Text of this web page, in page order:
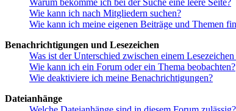
Wie kann ich nach Mitgliedern suchen?
Wie kann ich meine eigenen Beiträge und Themen
Benachrichtigungen und Lesezeichen
Was ist der Unterschied zwischen einem
Wie kann ich ein Forum oder ein Thema beobachten?
Wie deaktiviere ich meine Benachrichtigungen?
Dateianhänge